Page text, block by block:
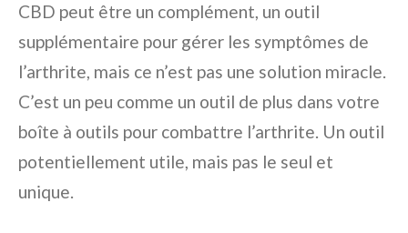
CBD peut être un complément, un outil
supplémentaire pour gérer les symptômes de
l’arthrite, mais ce n’est pas une solution miracle.
C’est un peu comme un outil de plus dans votre
boîte à outils pour combattre l’arthrite. Un outil
potentiellement utile, mais pas le seul et
unique.